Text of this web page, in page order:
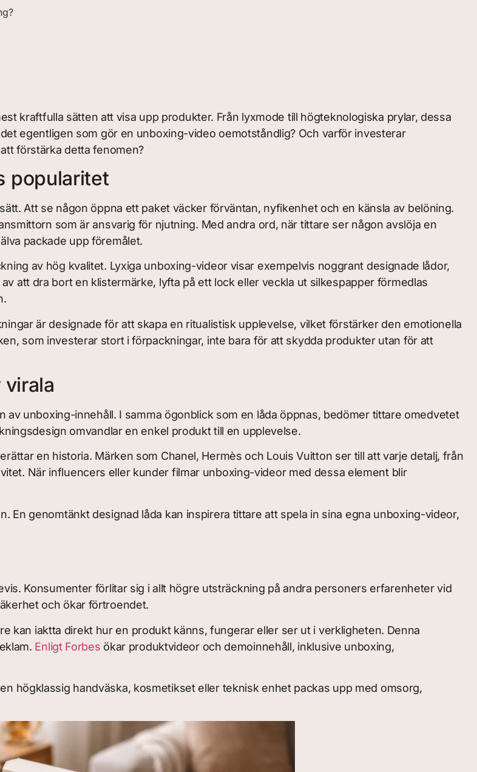
kraftfulla sätten att visa upp produkter. Från lyxmode till högteknologiska prylar, dessa
egentligen som gör en unboxing-video oemotståndlig? Och varför investerar
förstärka detta fenomen?
popularitet
Att se någon öppna ett paket väcker förväntan, nyfikenhet och en känsla av belöning.
som är ansvarig för njutning. Med andra ord, när tittare ser någon avslöja en
packade upp föremålet.
av hög kvalitet. Lyxiga unboxing-videor visar exempelvis noggrant designade lådor,
att dra bort en klistermärke, lyfta på ett lock eller veckla ut silkespapper förmedlas
är designade för att skapa en ritualistisk upplevelse, vilket förstärker den emotionella
som investerar stort i förpackningar, inte bara för att skydda produkter utan för att
unboxing-innehåll. I samma ögonblick som en låda öppnas, bedömer tittare omedvetet
omvandlar en enkel produkt till en upplevelse.
en historia. Märken som Chanel, Hermès och Louis Vuitton ser till att varje detalj, från
När influencers eller kunder filmar unboxing-videor med dessa element blir
En genomtänkt designad låda kan inspirera tittare att spela in sina egna unboxing-videor,
Konsumenter förlitar sig i allt högre utsträckning på andra personers erfarenheter vid
och ökar förtroendet.
kan iaktta direkt hur en produkt känns, fungerar eller ser ut i verkligheten. Denna
Enligt Forbes ökar produktvideor och demoinnehåll, inklusive unboxing,
högklassig handväska, kosmetikset eller teknisk enhet packas upp med omsorg,